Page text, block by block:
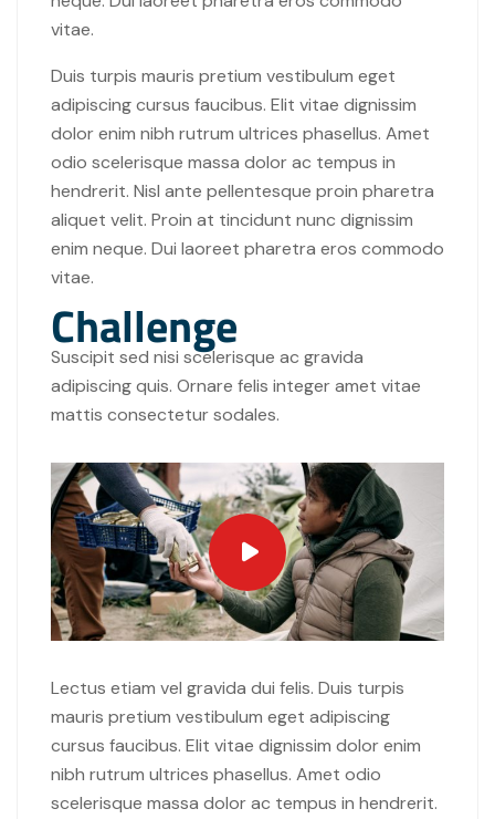
vitae.
Duis turpis mauris pretium vestibulum eget
adipiscing cursus faucibus. Elit vitae dignissim
dolor enim nibh rutrum ultrices phasellus. Amet
odio scelerisque massa dolor ac tempus in
hendrerit. Nisl ante pellentesque proin pharetra
aliquet velit. Proin at tincidunt nunc dignissim
enim neque. Dui laoreet pharetra eros commodo
vitae.
Challenge
Suscipit sed nisi scelerisque ac gravida
adipiscing quis. Ornare felis integer amet vitae
mattis consectetur sodales.
Lectus etiam vel gravida dui felis. Duis turpis
mauris pretium vestibulum eget adipiscing
cursus faucibus. Elit vitae dignissim dolor enim
nibh rutrum ultrices phasellus. Amet odio
scelerisque massa dolor ac tempus in hendrerit.